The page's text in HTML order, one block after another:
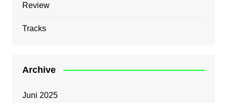
Review
Tracks
Archive
Juni 2025